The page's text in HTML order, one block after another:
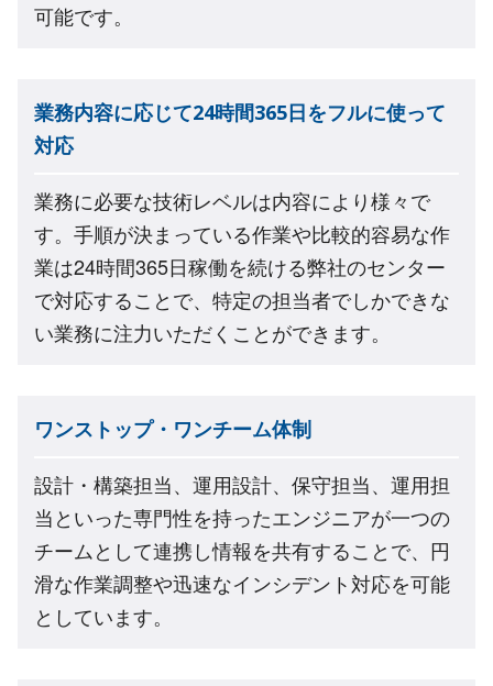
可能です。
業務内容に応じて24時間365日をフルに使って
対応
業務に必要な技術レベルは内容により様々で
す。手順が決まっている作業や比較的容易な作
業は24時間365日稼働を続ける弊社のセンター
で対応することで、特定の担当者でしかできな
い業務に注力いただくことができます。
ワンストップ・ワンチーム体制
設計・構築担当、運用設計、保守担当、運用担
当といった専門性を持ったエンジニアが一つの
チームとして連携し情報を共有することで、円
滑な作業調整や迅速なインシデント対応を可能
としています。